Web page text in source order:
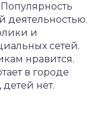
деятельностью.
и
сетей.
нравится.
в городе
нет.